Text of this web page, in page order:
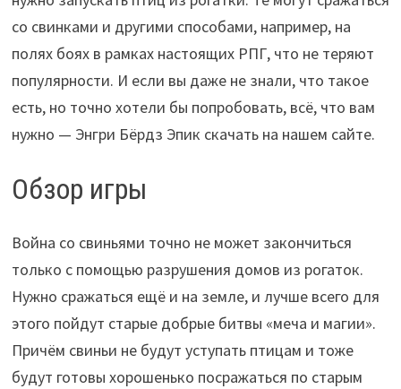
со свинками и другими способами, например, на
полях боях в рамках настоящих РПГ, что не теряют
популярности. И если вы даже не знали, что такое
есть, но точно хотели бы попробовать, всё, что вам
нужно — Энгри Бёрдз Эпик скачать на нашем сайте.
Обзор игры
Война со свиньями точно не может закончиться
только с помощью разрушения домов из рогаток.
Нужно сражаться ещё и на земле, и лучше всего для
этого пойдут старые добрые битвы «меча и магии».
Причём свиньи не будут уступать птицам и тоже
будут готовы хорошенько посражаться по старым